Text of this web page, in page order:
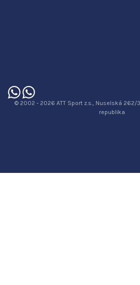
© 2002 - 2026 ATT Sport z.s., Nuselská 262/
republika